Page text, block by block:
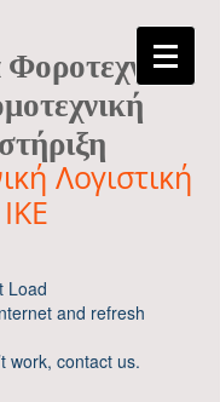
Λογιστική
ΙΚΕ
Load
and refresh
work, contact us.